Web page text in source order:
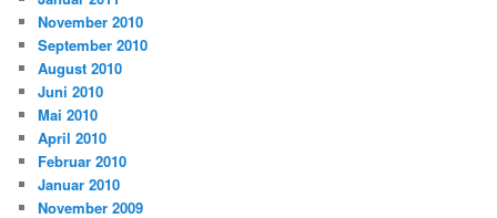
November 2010
September 2010
August 2010
Juni 2010
Mai 2010
April 2010
Februar 2010
Januar 2010
November 2009